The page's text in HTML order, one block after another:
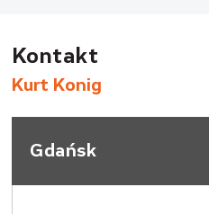
Kontakt
Kurt Konig
Gdańsk